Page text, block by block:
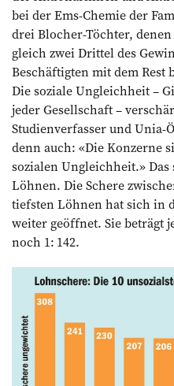
bei der Ems-Chemie der
drei Blocher-Töchter,
gleich zwei Drittel des
Beschäftigten mit dem Rest
Die soziale Ungleichheit –
jeder Gesellschaft –
Studienverfasser und Unia-
denn auch: «Die Konzerne
sozialen Ungleichheit.»
Löhnen. Die Schere
tiefsten Löhnen hat sich in
weiter geöffnet. Sie beträgt
noch 1: 142.